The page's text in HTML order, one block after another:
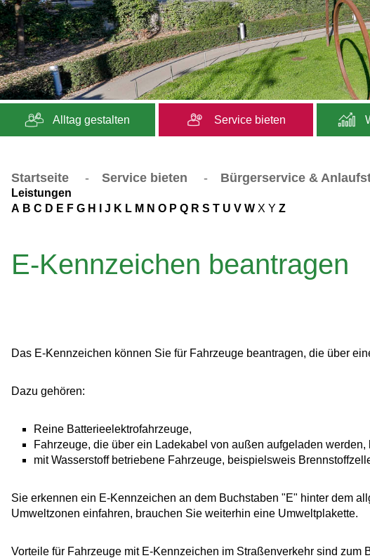
Alltag gestalten Service bieten
Startseite - Service bieten - Bürgerservice &
Leistungen
A B C D E F G H J K L M N O P Q R S T U V W X Y Z
E-Kennzeichen beantragen
Das E-Kennzeichen können Sie für Fahrzeuge beantragen, die über
Dazu gehören:
Reine Batterieelektrofahrzeuge,
Fahrzeuge, die über ein Ladekabel von außen aufgeladen
mit Wasserstoff betriebene Fahrzeuge, beispielsweis
Sie erkennen ein E-Kennzeichen an dem Buchstaben "E" hinter dem
Umweltzonen einfahren, brauchen Sie weiterhin eine Umweltplakette.
Vorteile für Fahrzeuge mit E-Kennzeichen im Straßenverkehr sind zum